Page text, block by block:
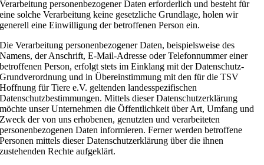
Verarbeitung personenbezogener Daten erforderlich und besteht für
eine solche Verarbeitung keine gesetzliche Grundlage, holen wir
generell eine Einwilligung der betroffenen Person ein.
Die Verarbeitung personenbezogener Daten, beispielsweise des
Namens, der Anschrift, E-Mail-Adresse oder Telefonnummer einer
betroffenen Person, erfolgt stets im Einklang mit der Datenschutz-
Grundverordnung und in Übereinstimmung mit den für die TSV
Hoffnung für Tiere e.V. geltenden landesspezifischen
Datenschutzbestimmungen. Mittels dieser Datenschutzerklärung
möchte unser Unternehmen die Öffentlichkeit über Art, Umfang und
Zweck der von uns erhobenen, genutzten und verarbeiteten
personenbezogenen Daten informieren. Ferner werden betroffene
Personen mittels dieser Datenschutzerklärung über die ihnen
zustehenden Rechte aufgeklärt.